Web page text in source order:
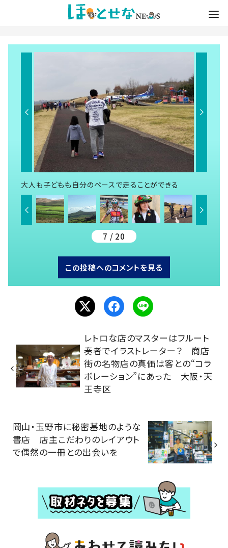
大人も子どもも自分のペースで走ることができる
7 / 20
この投稿へのコメントを見る
レトロな店のマスターはフルート
奏者でイラストレーター？ 商店
街の名物店の真価は客との“コラ
ボレーション”にあった 大阪・天
王寺区
岡山・玉野市に秘密基地のような
書店 店主こだわりのレイアウト
で偶然の一冊との出会いを